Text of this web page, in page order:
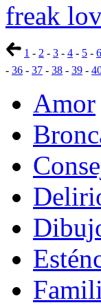
freak
1 - 2 - 3 - 4 - 5 - 6
- 36 - 37 - 38 - 39 -
Amor